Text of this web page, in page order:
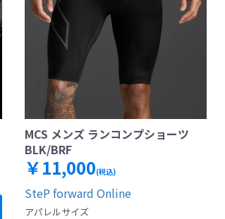
MCS メンズ ランコンプショーツ
BLK/BRF
￥11,000(税込)
SteP forward Online
アパレルサイズ